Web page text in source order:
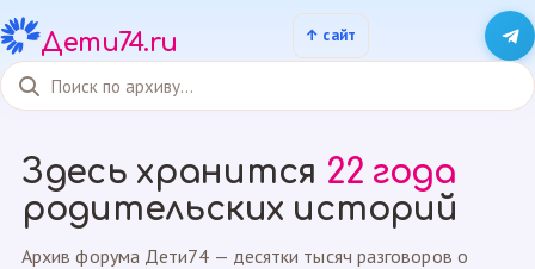
Дети74.ru
Здесь хранится 22 года
родительских историй
Архив форума Дети74 — десятки тысяч разговоров о